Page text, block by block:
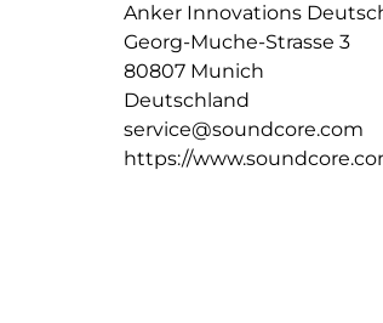
Lege das Case auf ein
Einmal laden bietet 10h
Anker Innovations
Georg-Muche-Strasse 3
80807 Munich
Deutschland
service@soundcore.com
https://